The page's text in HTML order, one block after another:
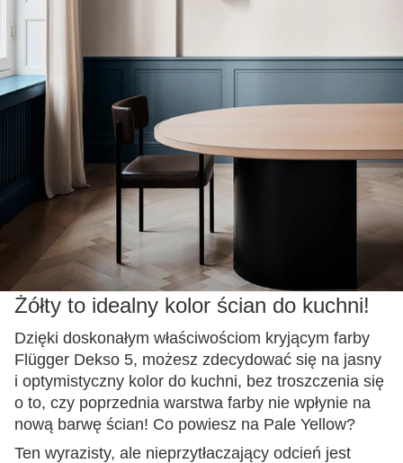
Żółty to idealny kolor ścian do kuchni!
Dzięki doskonałym właściwościom kryjącym farby
Flügger Dekso 5, możesz zdecydować się na jasny
i optymistyczny kolor do kuchni, bez troszczenia się
o to, czy poprzednia warstwa farby nie wpłynie na
nową barwę ścian! Co powiesz na Pale Yellow?
Ten wyrazisty, ale nieprzytłaczający odcień jest